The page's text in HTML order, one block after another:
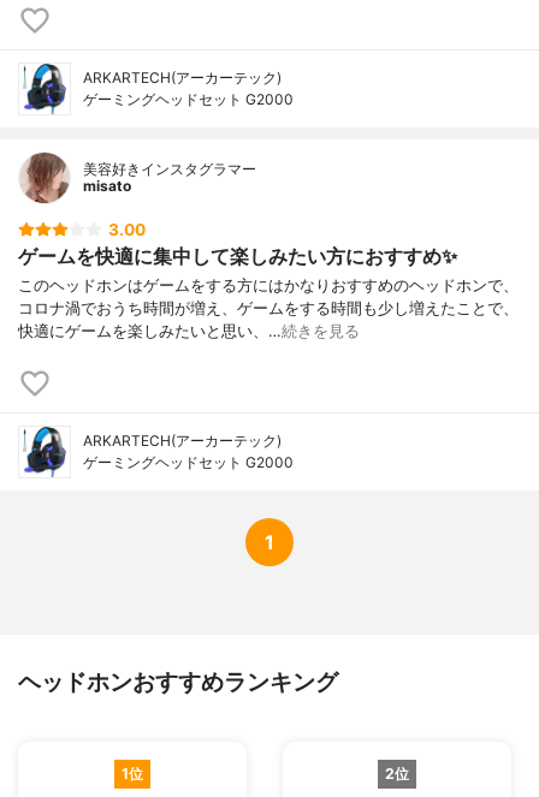
ARKARTECH(アーカーテック)
ゲーミングヘッドセット G2000
美容好きインスタグラマー
misato
3.00
ゲームを快適に集中して楽しみたい方におすすめ✨
このヘッドホンはゲームをする方にはかなりおすすめのヘッドホンで、
コロナ渦でおうち時間が増え、ゲームをする時間も少し増えたことで、
快適にゲームを楽しみたいと思い、…続きを見る
ARKARTECH(アーカーテック)
ゲーミングヘッドセット G2000
1
ヘッドホンおすすめランキング
1位 2位